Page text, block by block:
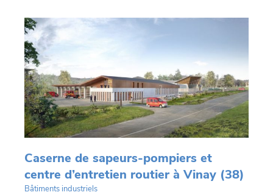
Caserne de sapeurs-pompiers et
centre d’entretien routier à Vinay (38)
Bâtiments industriels